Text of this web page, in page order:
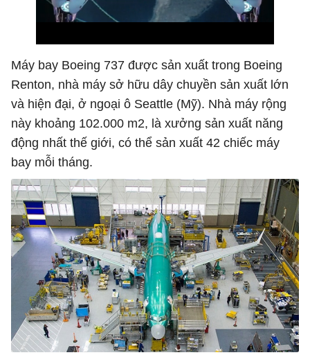
Máy bay Boeing 737 được sản xuất trong Boeing
Renton, nhà máy sở hữu dây chuyền sản xuất lớn
và hiện đại, ở ngoại ô Seattle (Mỹ). Nhà máy rộng
này khoảng 102.000 m2, là xưởng sản xuất năng
động nhất thế giới, có thể sản xuất 42 chiếc máy
bay mỗi tháng.